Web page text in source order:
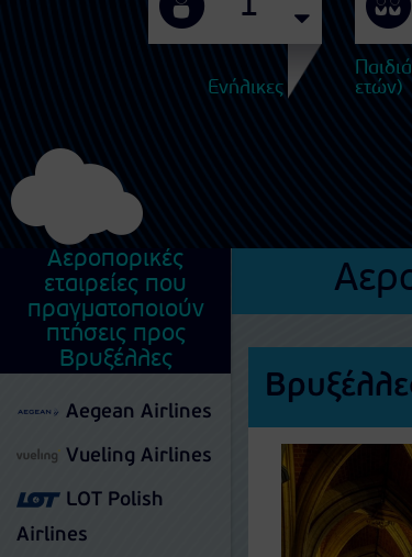
Ενήλικες
ετών)
Αεροπορικές
εταιρείες που
πραγματοποιούν
πτήσεις προς
Βρυξέλλες
Aegean Airlines
Vueling Airlines
LOT Polish
Airlines